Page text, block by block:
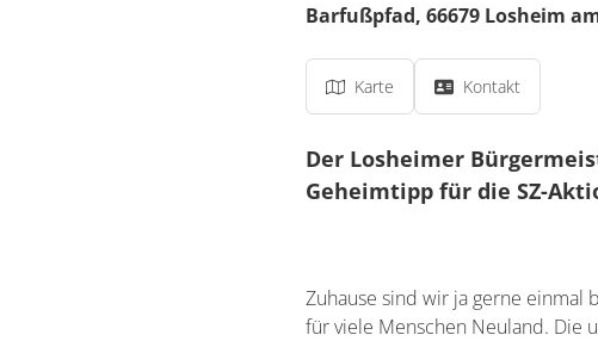
Barfußpfad, 66679 Losheim
Karte Kontakt
Der Losheimer
Geheimtipp für die SZ-
Zuhause sind wir ja gerne einmal
für viele Menschen Neuland. Die